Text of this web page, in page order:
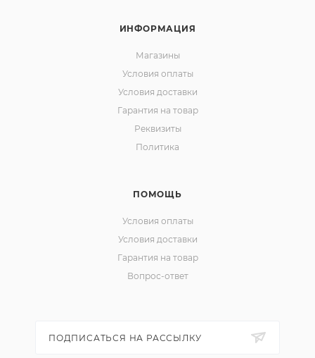
ИНФОРМАЦИЯ
Магазины
Условия оплаты
Условия доставки
Гарантия на товар
Реквизиты
Политика
ПОМОЩЬ
Условия оплаты
Условия доставки
Гарантия на товар
Вопрос-ответ
ПОДПИСАТЬСЯ НА РАССЫЛКУ